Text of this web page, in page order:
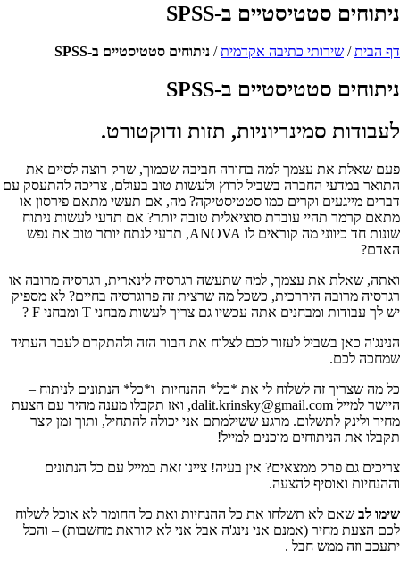
ניתוחים סטטיסטיים ב-SPSS
דף הבית/ שירותי כתיבה אקדמית/ ניתוחים סטטיסטיים ב-SPSS
ניתוחים סטטיסטיים ב-SPSS
לעבודות סמינריוניות, תזות ודוקטורט.
פעם שאלת את עצמך למה בחורה חביבה שכמוך, שרק רוצה לסיים את
התואר במדעי החברה בשביל לרוץ ולעשות טוב בעולם, צריכה להתעסק עם
דברים מייגעים וקרים כמו סטטיסטיקה? מה, אם תעשי מתאם פירסון או
מתאם קרמר תהיי עובדת סוציאלית טובה יותר? אם תדעי לעשות ניתוח
שונות חד כיווני מה קוראים לו ANOVA, תדעי לנתח יותר טוב את נפש
האדם?
ואתה, שאלת את עצמך, למה שתעשה רגרסיה לינארית, רגרסיה מרובה או
רגרסיה מרובה היררכית, כשכל מה שרצית זה פרוגרסיה בחיים? לא מספיק
יש לך עבודות ומבחנים אתה עכשיו גם צריך לעשות מבחני T ומבחני F ?
הנינג'ה כאן בשביל לעזור לכם לצלוח את הבור הזה ולהתקדם לעבר העתיד
שמחכה לכם.
כל מה שצריך זה לשלוח לי את *כל* ההנחיות ו*כל* הנתונים לניתוח –
היישר למייל dalit.krinsky@gmail.com, ואז תקבלו מענה מהיר עם הצעת
מחיר ולינק לתשלום. מרגע ששילמתם אני יכולה להתחיל, ותוך זמן קצר
תקבלו את הניתוחים מוכנים למייל!
צריכים גם פרק ממצאים? אין בעיה! ציינו זאת במייל עם כל הנתונים
וההנחיות ואוסיף להצעה.
שימו לב שאם לא תשלחו את כל ההנחיות ואת כל החומר לא אוכל לשלוח
לכם הצעת מחיר (אמנם אני נינג'ה אבל אני לא קוראת מחשבות) – והכל
יתעכב וזה ממש חבל .